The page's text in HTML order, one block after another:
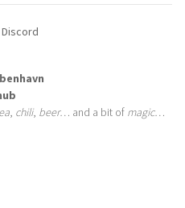
Discord
, chili, beer… and a bit of magic…